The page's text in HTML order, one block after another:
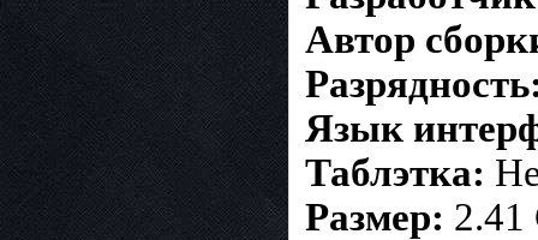
Автор
Язык
Таблэтка:
Размер: 2.41